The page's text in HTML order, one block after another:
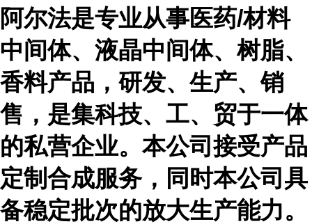
阿尔法是专业从事医药/材料
中间体、液晶中间体、树脂、
香料产品，研发、生产、销
售，是集科技、工、贸于一体
的私营企业。本公司接受产品
定制合成服务，同时本公司具
备稳定批次的放大生产能力。